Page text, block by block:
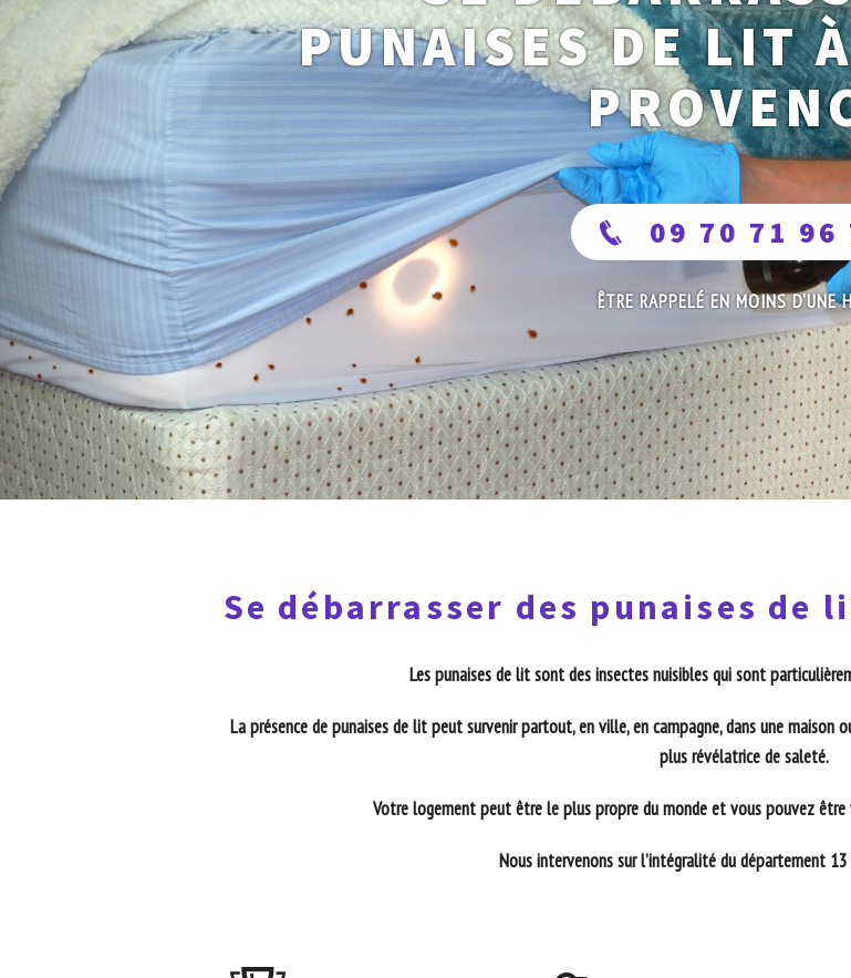
PUNAISES DE LIT
09 70 71 96
ÊTRE RAPPELÉ EN MOINS D'UNE
Se débarrasser des punaises de
Les punaises de lit sont des insectes nuisibles qui sont
La présence de punaises de lit peut survenir partout, en ville, en campagne, dans une maison
plus révélatrice de saleté.
Votre logement peut être le plus propre du monde et vous pouvez être
Nous intervenons sur l’intégralité du département